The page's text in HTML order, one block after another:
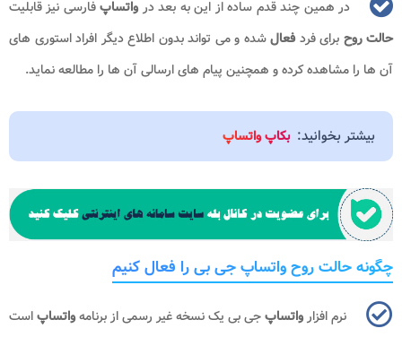
در همین چند قدم ساده از این به بعد در واتساپفارسی نیز قابلیت
حالت روح برای فردفعالشده و می تواند بدون اطلاع دیگر افراد استوری های
آن ها را مشاهده کرده و همچنین پیام های ارسالی آن ها را مطالعه نماید.
بیشتر بخوانید: بکاپ واتساپ
چگونه حالت روح واتساپ جی بی را فعال کنیم
نرم افزارواتساپجی بی یک نسخه غیر رسمی از برنامهواتساپاست